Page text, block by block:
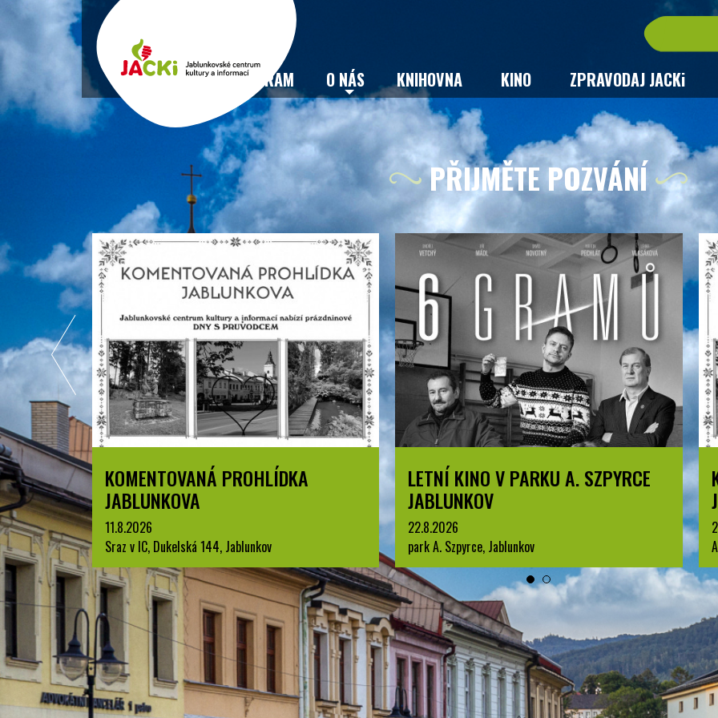
VSTUPENKY PROGRAM O NÁS KNIHOVNA KINO ZPRAVODAJ JACKi
PŘIJMĚTE POZVÁNÍ
LETNÍ KINO V PARKU A. SZPYRCE
JABLUNKOV
22.8.2026
park A. Szpyrce, Jablunkov
KOMENTOVANÁ PROHLÍDKA
JABLUNKOVA
25.8.2026
Arboretum u Sanatoria, Jablunkov